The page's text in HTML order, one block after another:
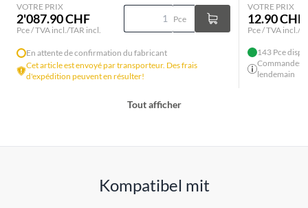
VOTRE PRIX
2'087.90 CHF
Pce / TVA incl./TAR incl.
Pce
En attente de confirmation du fabricant
Cet article est envoyé par transporteur. Des frais
d'expédition peuvent en résulter!
VOTRE PRIX
12.90 CHF
Pce / TVA incl./
143 Pce
Commandes
lendemain
Tout afficher
Kompatibel mit